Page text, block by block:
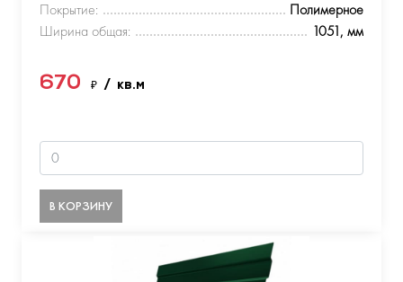
Покрытие:
Полимерное
Ширина общая:
1051, мм
670 ₽ / кв.м
В КОРЗИНУ